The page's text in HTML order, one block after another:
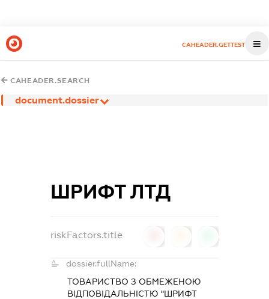
CAHEADER.GETTEST
CAHEADER.SEARCH
document.dossier
ШРИФТ ЛТД
riskFactors.title
dossier.fullName:
ТОВАРИСТВО З ОБМЕЖЕНОЮ
ВІДПОВІДАЛЬНІСТЮ "ШРИФТ